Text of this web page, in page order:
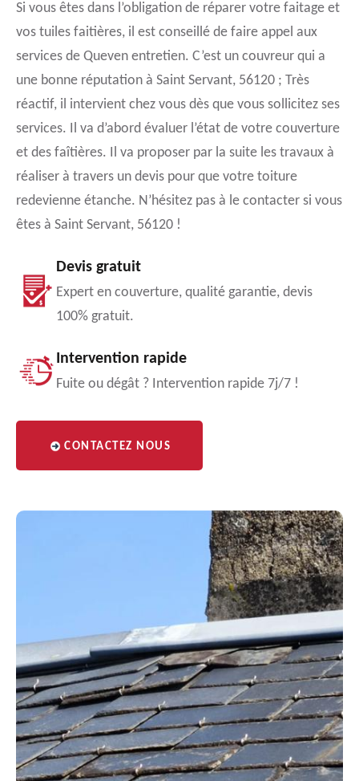
Si vous êtes dans l’obligation de réparer votre faitage et
vos tuiles faitières, il est conseillé de faire appel aux
services de Queven entretien. C’est un couvreur qui a
une bonne réputation à Saint Servant, 56120 ; Très
réactif, il intervient chez vous dès que vous sollicitez ses
services. Il va d’abord évaluer l’état de votre couverture
et des faîtières. Il va proposer par la suite les travaux à
réaliser à travers un devis pour que votre toiture
redevienne étanche. N’hésitez pas à le contacter si vous
êtes à Saint Servant, 56120 !
Devis gratuit
Expert en couverture, qualité garantie, devis
100% gratuit.
Intervention rapide
Fuite ou dégât ? Intervention rapide 7j/7 !
CONTACTEZ NOUS